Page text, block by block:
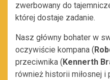
zwerbowany do
której dostaje zadanie.
Nasz główny bohater w
oczywiście kompana (
przeciwnika ( Kennerth
również historii miłosnej